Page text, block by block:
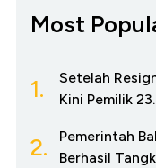
Most
1.
Setelah
Kini Pemilik
2.
Pemerintah
Berhasil